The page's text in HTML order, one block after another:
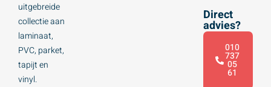
uitgebreide
collectie aan
laminaat,
PVC, parket,
tapijt en
vinyl.
Direct
advies?
010
737
05
61